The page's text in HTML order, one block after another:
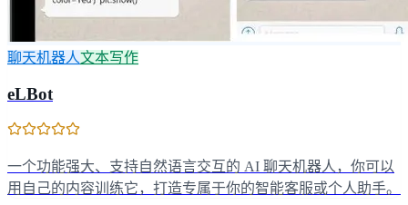
聊天机器人文本写作
eLBot
一个功能强大、支持自然语言交互的 AI 聊天机器人，你可以
用自己的内容训练它，打造专属于你的智能客服或个人助手。